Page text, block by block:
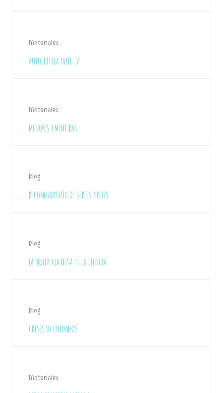
Materiales
AUTOCRÍTICA PARTE IV.
Materiales
MENORES Y MENTIRAS.
Blog
RECOMENDACIÓN DE SERIES Y PELIS
Blog
LA MUJER Y LA NIÑA EN LA CIENCIA
Blog
CRISIS DE CUIDADOS
Materiales